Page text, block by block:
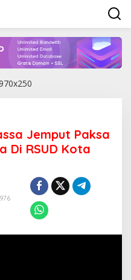
Jemput Paksa
Di RSUD Kota